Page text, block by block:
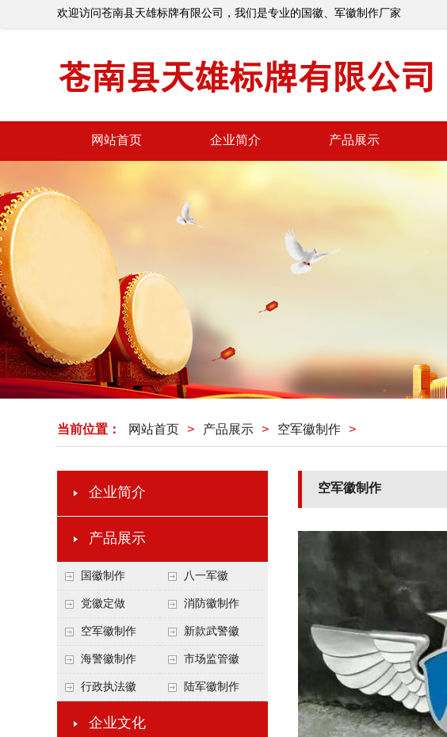
欢迎访问苍南县天雄标牌有限公司，我们是专业的国徽、军徽制作厂家
网站首页 企业简介 产品展示
当前位置： 网站首页 > 产品展示 > 空军徽制作 >
企业简介
产品展示
国徽制作 八一军徽
党徽定做 消防徽制作
空军徽制作 新款武警徽
海警徽制作 市场监管徽
行政执法徽 陆军徽制作
企业文化
空军徽制作